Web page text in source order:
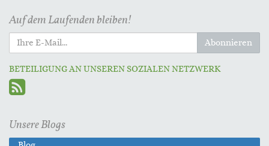
Auf dem Laufenden bleiben!
Abonnieren
BETEILIGUNG AN UNSEREN SOZIALEN NETZWERK
Unsere Blogs